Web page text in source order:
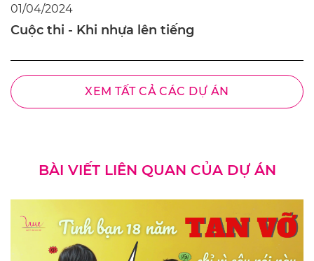
01/04/2024
Cuộc thi - Khi nhựa lên tiếng
XEM TẤT CẢ CÁC DỰ ÁN
BÀI VIẾT LIÊN QUAN CỦA DỰ ÁN